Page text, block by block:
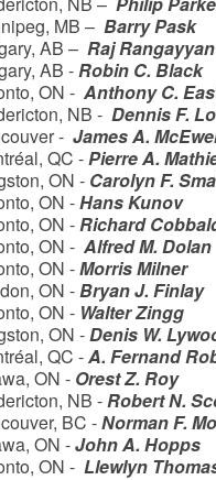
MB – Barry Pask
AB – Raj Rangayyan
AB -Robin C. Black
ON - Anthony C.
NB - Dennis F.
- James A.
QC -Pierre A.
ON - Carolyn F.
ON -Hans Kunov
ON -Richard
ON - Alfred M. Dolan
ON -Morris Milner
ON -Bryan J. Finlay
ON - Walter Zingg
ON -Denis W.
QC -A. Fernand
ON - Orest Z. Roy
NB -Robert N.
BC -Norman F.
ON -John A. Hopps
ON - Llewlyn